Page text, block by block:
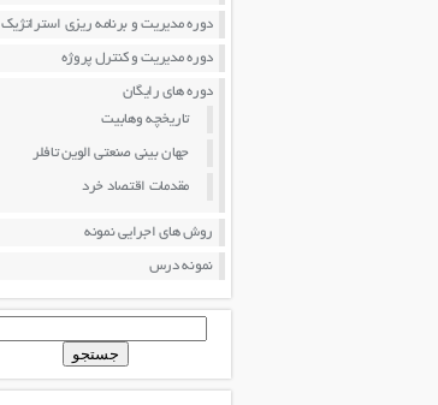
دوره مدیریت و برنامه ریزی استراتژیک
دوره مدیریت و کنترل پروژه
دوره های رایگان
تاریخچه وهابیت
جهان بینی صنعتی الوین تافلر
مقدمات اقتصاد خرد
روش های اجرایی نمونه
نمونه درس
جستجو